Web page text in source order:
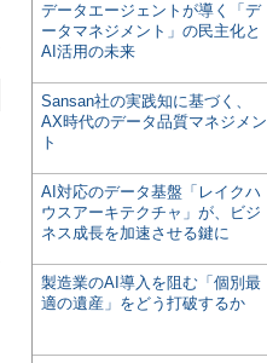
データエージェントが導く「デ
ータマネジメント」の民主化と
AI活用の未来
Sansan社の実践知に基づく、
AX時代のデータ品質マネジメン
ト
AI対応のデータ基盤「レイクハ
ウスアーキテクチャ」が、ビジ
ネス成長を加速させる鍵に
製造業のAI導入を阻む「個別最
適の遺産」をどう打破するか